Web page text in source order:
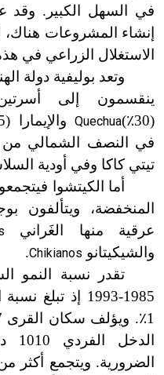
في السهل الكبير. وقد
إنشاء المشروعات
الاستغلال الزراعي في
وتعد بوليفية دولة
ينقسمون إلى
(30
٪)
Quechua والإيمارا (25
في النصف الشمالي من
تيتي كاكا وفي أودية
أما الكيتشوا
المنخفضة،
عرقية منها الغَراني
والشيكيتانو Chikianos
.
تقدر نسبة النمو
1985
-1993 إذ تبلغ نسبة الولادات 3.3
1٪. ويؤلف سكان القرى 37
الضرورية. ويتجمع أكثر من